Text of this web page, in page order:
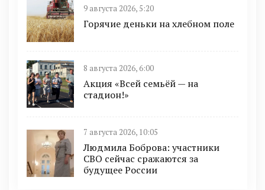
9 августа 2026, 5:20
Горячие деньки на хлебном поле
8 августа 2026, 6:00
Акция «Всей семьёй — на
стадион!»
7 августа 2026, 10:05
Людмила Боброва: участники
СВО сейчас сражаются за
будущее России